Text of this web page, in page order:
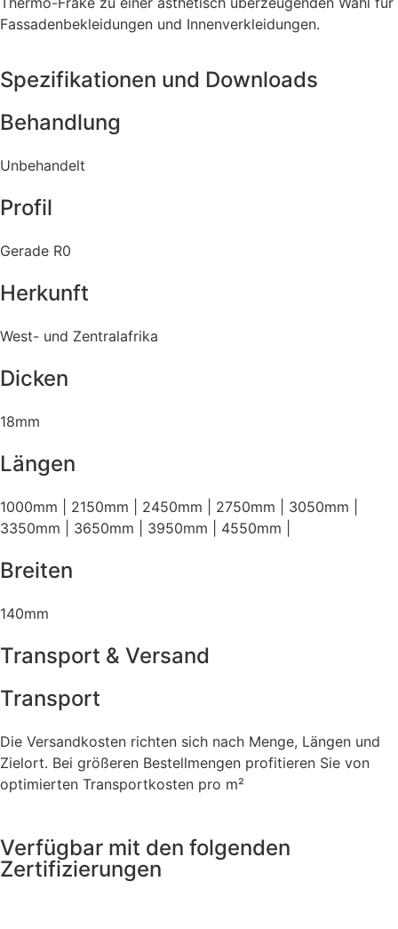
Fassadenbekleidungen und Innenverkleidungen.
Spezifikationen und Downloads
Behandlung
Unbehandelt
Profil
Gerade R0
Herkunft
West- und Zentralafrika
Dicken
18mm
Längen
1000mm | 2150mm | 2450mm | 2750mm | 3050mm |
3350mm | 3650mm | 3950mm | 4550mm |
Breiten
140mm
Transport & Versand
Transport
Die Versandkosten richten sich nach Menge, Längen und
Zielort. Bei größeren Bestellmengen profitieren Sie von
optimierten Transportkosten pro m²
Verfügbar mit den folgenden
Zertifizierungen